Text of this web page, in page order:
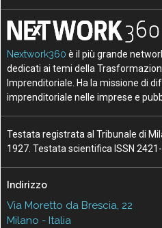
Nextwork360 è il più grande
dedicati ai temi della
Imprenditoriale. Ha la missione di
imprenditoriale nelle imprese e
Testata registrata al Tribunale di
1927. Testata scientifica ISSN
Indirizzo
Via Moretto da Brescia, 22
Milano - Italia